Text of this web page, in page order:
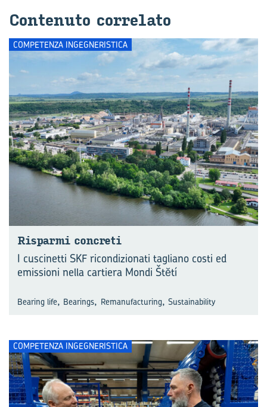
Con­te­nu­to cor­re­la­to
COMPETENZA INGEGNERISTICA
Ri­spar­mi con­cre­ti
I cuscinetti SKF ricondizionati tagliano costi ed
emissioni nella cartiera Mondi Štĕtí
Bearing life, Bearings, Remanufacturing, Sustainability
COMPETENZA INGEGNERISTICA